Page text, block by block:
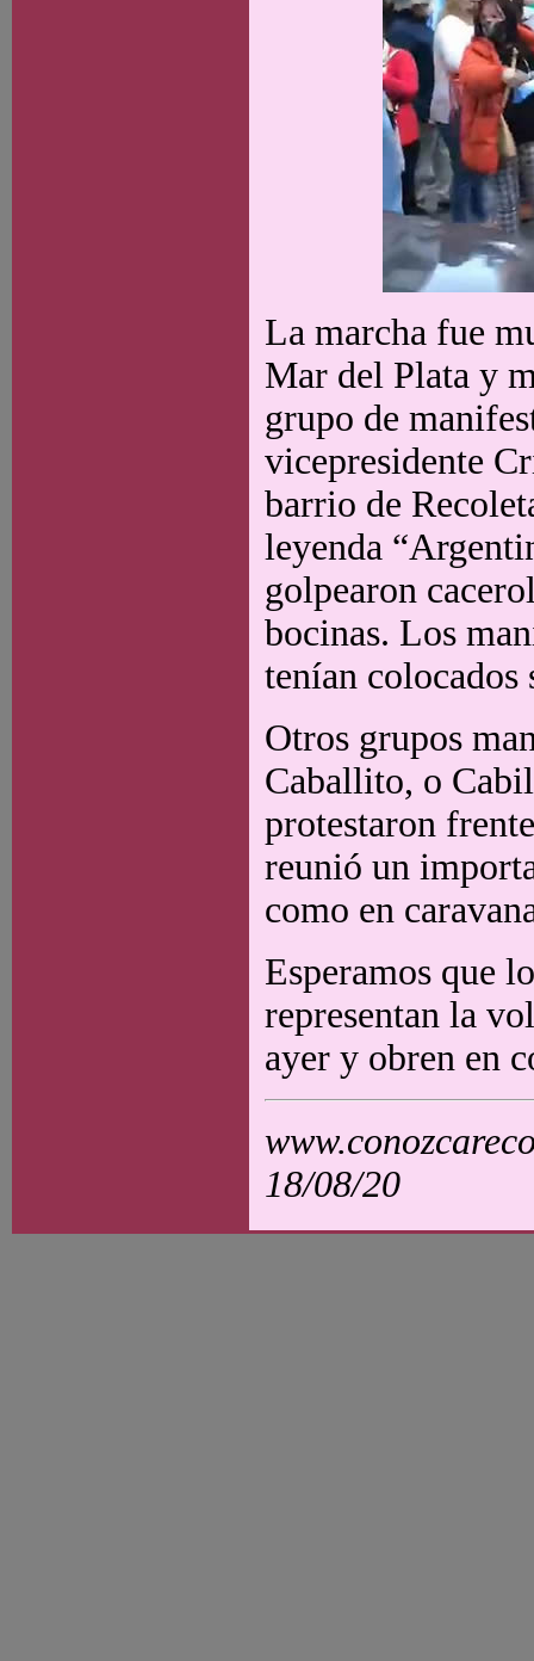
La marcha fue
Mar del Plata y
grupo de
vicepresidente
barrio de
leyenda
golpearon
bocinas. Los
tenían colocados
Otros grupos
Caballito, o
protestaron
reunió un
como en
Esperamos que
representan la
ayer y obren en
18/08/20